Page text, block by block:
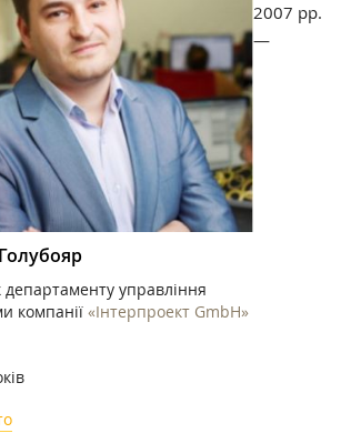
департаменту управління
компанії «Інтерпроект GmbH»
2007 рр.
—